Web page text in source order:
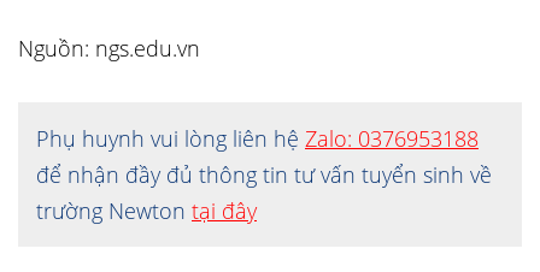
Nguồn: ngs.edu.vn
Phụ huynh vui lòng liên hệ Zalo: 0376953188
để nhận đầy đủ thông tin tư vấn tuyển sinh về
trường Newton tại đây